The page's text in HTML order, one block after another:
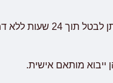
האספקה לשביעות רצון
ייבוא מותאם אישית.